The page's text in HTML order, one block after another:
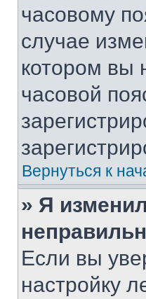
часовому
случае
котором вы
часовой
Вернуться к
» Я
Если вы
настройку